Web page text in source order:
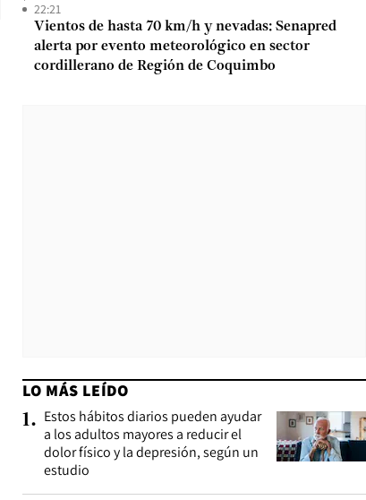
22:21
Vientos de hasta 70 km/h y nevadas: Senapred
alerta por evento meteorológico en sector
cordillerano de Región de Coquimbo
LO MÁS LEÍDO
1. Estos hábitos diarios pueden ayudar
a los adultos mayores a reducir el
dolor físico y la depresión, según un
estudio